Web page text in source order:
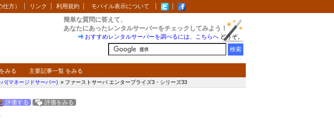
方） リンク 利用規約 モバイル表示について
簡単な質問に答えて、
あなたにあったレンタルサーバーをチェックしてみよう！
おすすめレンタルサーバーを調べるには、こちらへ どうぞ。
みる 主要記事一覧 をみる
(マネージドサーバー) » ファーストサーバ エンタープライズ3・シリーズ33
評価する 評価をみる